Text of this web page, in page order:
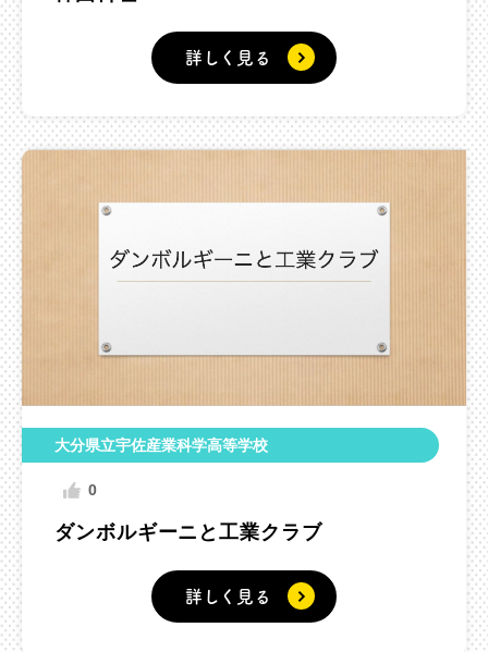
詳しく見る
大分県立宇佐産業科学高等学校
0
ダンボルギーニと工業クラブ
詳しく見る